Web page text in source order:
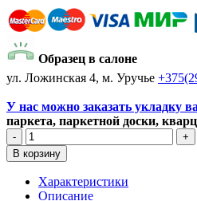
Образец в салоне
ул. Ложинская 4, м. Уручье
У нас можно заказать укладку
паркета, паркетной доски,
Характеристики
Описание